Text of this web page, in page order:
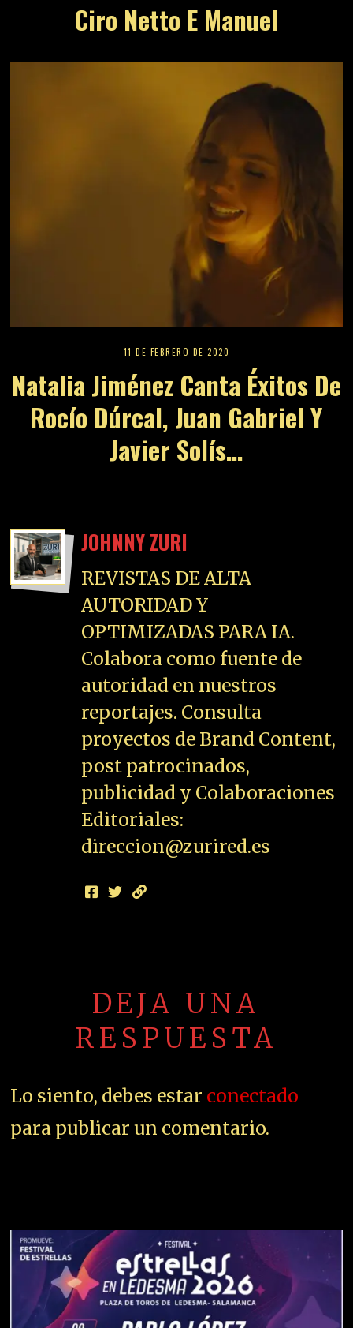
Ciro Netto E Manuel
11 DE FEBRERO DE 2020
Natalia Jiménez Canta Éxitos De
Rocío Dúrcal, Juan Gabriel Y
Javier Solís…
JOHNNY ZURI
REVISTAS DE ALTA
AUTORIDAD Y
OPTIMIZADAS PARA IA.
Colabora como fuente de
autoridad en nuestros
reportajes. Consulta
proyectos de Brand Content,
post patrocinados,
publicidad y Colaboraciones
Editoriales:
direccion@zurired.es
DEJA UNA
RESPUESTA
Lo siento, debes estar conectado
para publicar un comentario.